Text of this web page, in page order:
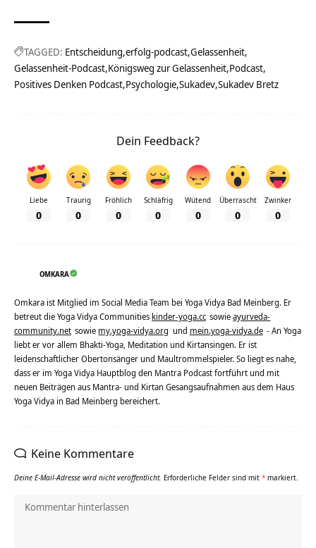
TAGGED: Entscheidung erfolg-podcast Gelassenheit
Gelassenheit-Podcast Königsweg zur Gelassenheit Podcast
Positives Denken Podcast Psychologie Sukadev Sukadev Bretz
Dein Feedback?
Liebe
0
Traurig
0
Fröhlich
0
Schläfrig
0
Wütend
0
Überrascht
0
Zwinker
0
OMKARA
Omkara ist Mitglied im Social Media Team bei Yoga Vidya Bad Meinberg. Er
betreut die Yoga Vidya Communities kinder-yoga.cc sowieayurveda-
community.net sowie my.yoga-vidya.org und mein.yoga-vidya.de - An Yoga
liebt er vor allem Bhakti-Yoga, Meditation und Kirtansingen. Er ist
leidenschaftlicher Obertonsänger und Maultrommelspieler. So liegt es nahe,
dass er im Yoga Vidya Hauptblog den Mantra Podcast fortführt und mit
neuen Beiträgen aus Mantra- und Kirtan Gesangsaufnahmen aus dem Haus
Yoga Vidya in Bad Meinberg bereichert.
Keine Kommentare
Deine E-Mail-Adresse wird nicht veröffentlicht. Erforderliche Felder sind mit * markiert.